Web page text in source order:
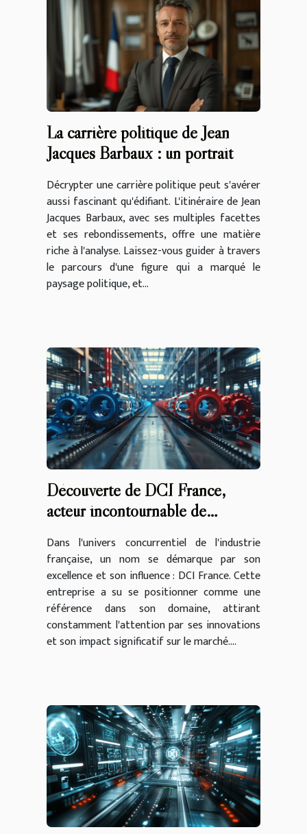
La carrière politique de Jean
Jacques Barbaux : un portrait
Décrypter une carrière politique peut s'avérer
aussi fascinant qu'édifiant. L'itinéraire de Jean
Jacques Barbaux, avec ses multiples facettes
et ses rebondissements, offre une matière
riche à l'analyse. Laissez-vous guider à travers
le parcours d'une figure qui a marqué le
paysage politique, et...
Découverte de DCI France,
acteur incontournable de
Dans l'univers concurrentiel de l'industrie
française, un nom se démarque par son
excellence et son influence : DCI France. Cette
entreprise a su se positionner comme une
référence dans son domaine, attirant
constamment l'attention par ses innovations
et son impact significatif sur le marché....